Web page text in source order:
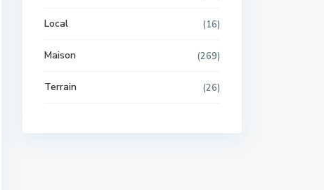
Local (16)
Maison (269)
Terrain (26)